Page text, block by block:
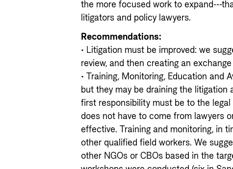
the more focused work to expand---
litigators and policy lawyers.
Recommendations:
• Litigation must be improved: we
review, and then creating an
• Training, Monitoring, Education and
but they may be draining the litigation
first responsibility must be to the
does not have to come from lawyers
effective. Training and monitoring, in
other qualified field workers. We
other NGOs or CBOs based in the